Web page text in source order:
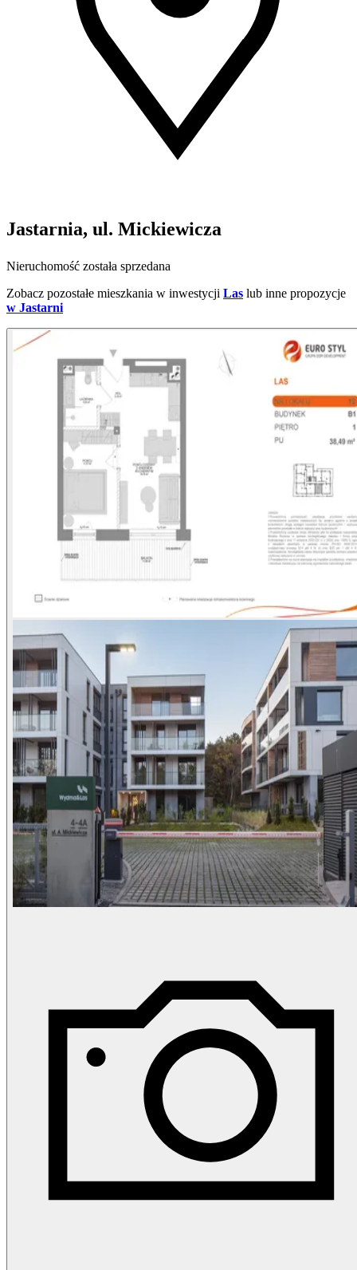
Jastarnia, ul. Mickiewicza
Nieruchomość została sprzedana
Zobacz pozostałe mieszkania w inwestycji Las lub inne propozycje
w Jastarni